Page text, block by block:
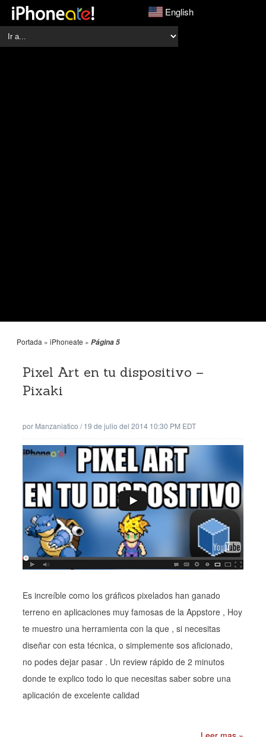
English
Portada » iPhoneate » Página 5
Pixel Art en tu dispositivo –
Pixaki
por Manzaniatico /19 de julio del 2014 10:30 PM EDT
Es increíble como los gráficos pixelados han ganado
terreno en aplicaciones muy famosas de la Appstore , Hoy
te muestro una herramienta con la que , si necesitas
diseñar con esta técnica, o simplemente sos aficionado,
no podes dejar pasar . Un review rápido de 2 minutos
donde te explico todo lo que necesitas saber sobre una
aplicación de excelente calidad